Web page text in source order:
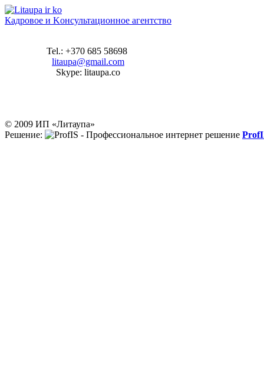
Кадровое и Kонсультационное агентство
Tel.: +370 685 58698
litaupa@gmail.com
Skype: litaupa.co
© 2009 ИП «Литаупа»
Решение: